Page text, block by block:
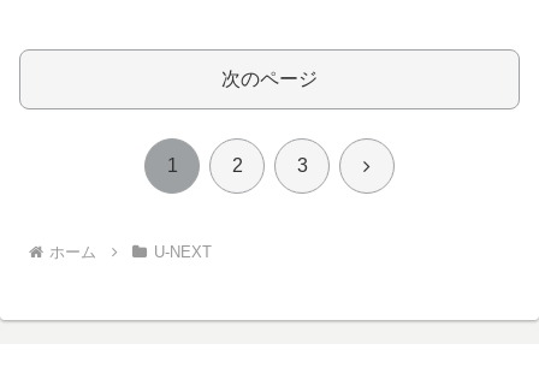
次のページ
1 2 3 次
ホーム U-NEXT